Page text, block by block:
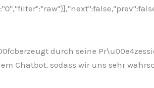
durch seine
Chatbot, sodass wir uns sehr